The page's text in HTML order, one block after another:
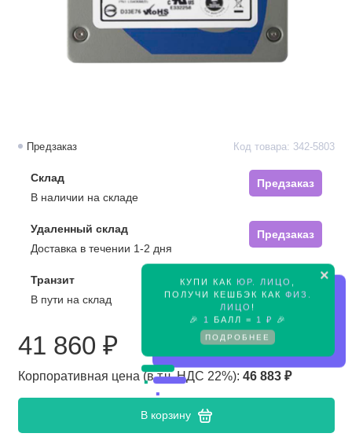
×
КУПИ КАК ЮР. ЛИЦО
ПОЛУЧИ КЕШБЭК КАК ФИЗ.
ЛИЦО !
🎉
1 БАЛЛ = 1 ₽ 🎉
ПОДРОБНЕЕ
Предзаказ Код товара: 342-5803
Склад
Предзаказ
В наличии на складе
Удаленный склад
Предзаказ
Доставка в течении 1-2 дня
Транзит
Предзаказ
В пути на склад
41 860 ₽
Корпоративная цена (в т.ч. НДС 22%): 46 883 ₽
В корзину